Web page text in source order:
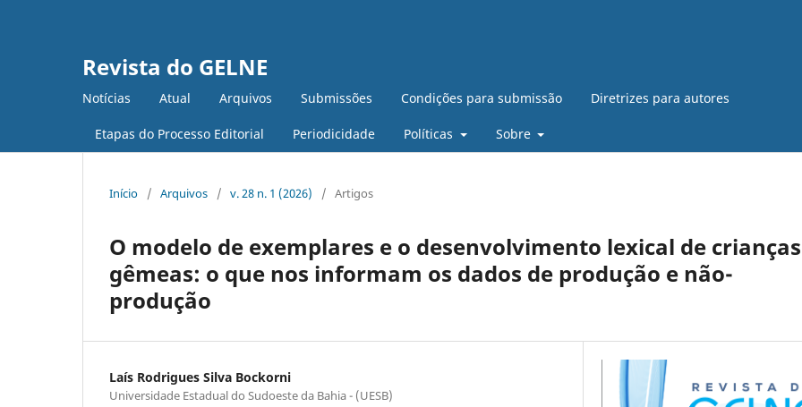
Revista do GELNE
Notícias Atual Arquivos Submissões Condições para submissão Diretrizes para autores
Etapas do Processo Editorial Periodicidade Políticas Sobre
Início / Arquivos / v. 28 n. 1 (2026) / Artigos
O modelo de exemplares e o desenvolvimento lexical de crianças
gêmeas: o que nos informam os dados de produção e não-
produção
Laís Rodrigues Silva Bockorni
Universidade Estadual do Sudoeste da Bahia - (UESB)